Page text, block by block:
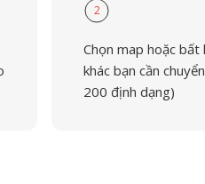
2
Chọn map hoặc bất
khác bạn cần
200 định dạng)